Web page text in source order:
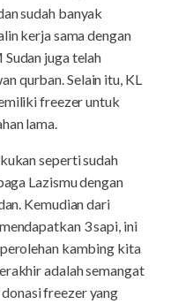
sudah banyak
kerja sama dengan
juga telah
qurban. Selain itu, KL
freezer untuk
lama.
seperti sudah
Lazismu dengan
Kemudian dari
3 sapi, ini
kambing kita
adalah semangat
freezer yang